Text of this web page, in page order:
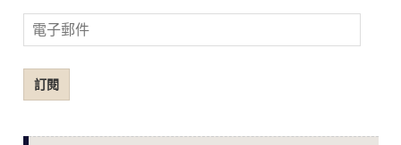
電
子
郵
件
訂閱